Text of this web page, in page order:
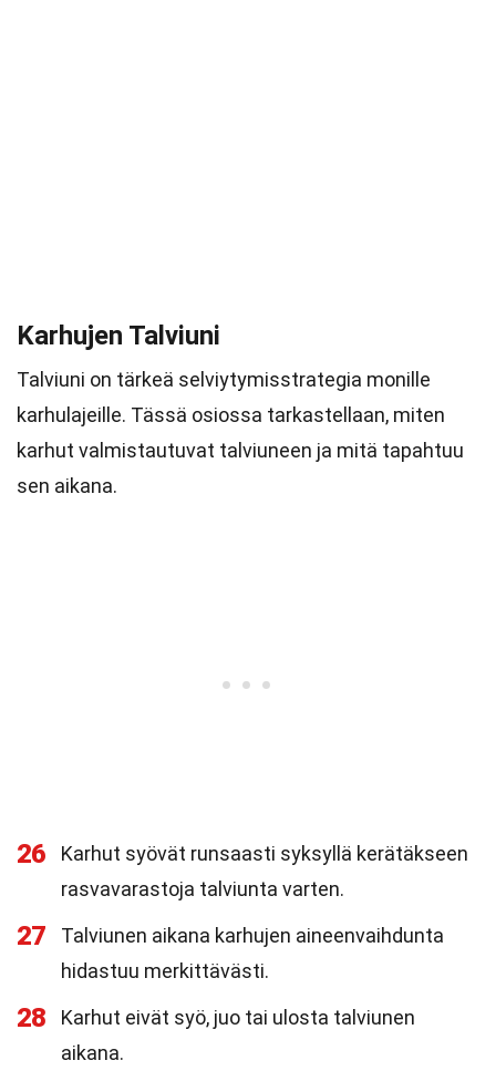
Karhujen Talviuni
Talviuni on tärkeä selviytymisstrategia monille
karhulajeille. Tässä osiossa tarkastellaan, miten
karhut valmistautuvat talviuneen ja mitä tapahtuu
sen aikana.
26
Karhut syövät runsaasti syksyllä kerätäkseen
rasvavarastoja talviunta varten.
27
Talviunen aikana karhujen aineenvaihdunta
hidastuu merkittävästi.
28
Karhut eivät syö, juo tai ulosta talviunen
aikana.